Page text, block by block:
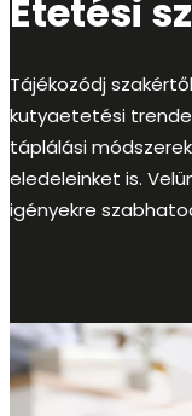
Etetési
Tájékozódj
kutyaetetési
táplálási
eledeleinket is.
igényekre